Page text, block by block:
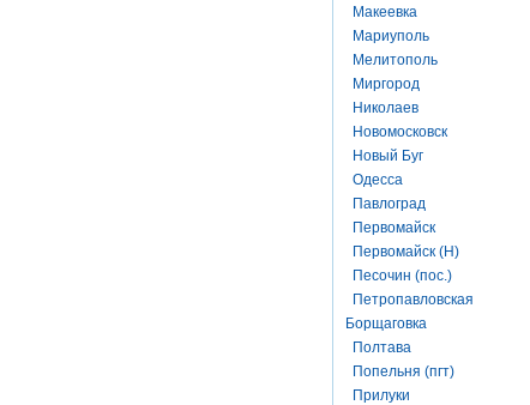
Макеевка
Мариуполь
Мелитополь
Миргород
Николаев
Новомосковск
Новый Буг
Одесса
Павлоград
Первомайск
Первомайск (Н)
Песочин (пос.)
Петропавловская
Борщаговка
Полтава
Попельня (пгт)
Прилуки